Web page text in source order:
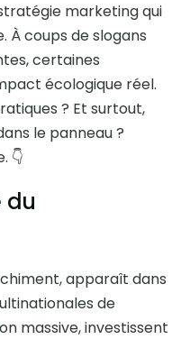
marketing qui
À coups de slogans
certaines
écologique réel.
? Et surtout,
le panneau ?
👇
du
apparaît dans
de
massive, investissent